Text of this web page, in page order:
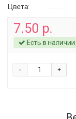
Цвета:
7.50 р.
Есть в наличии
+
-